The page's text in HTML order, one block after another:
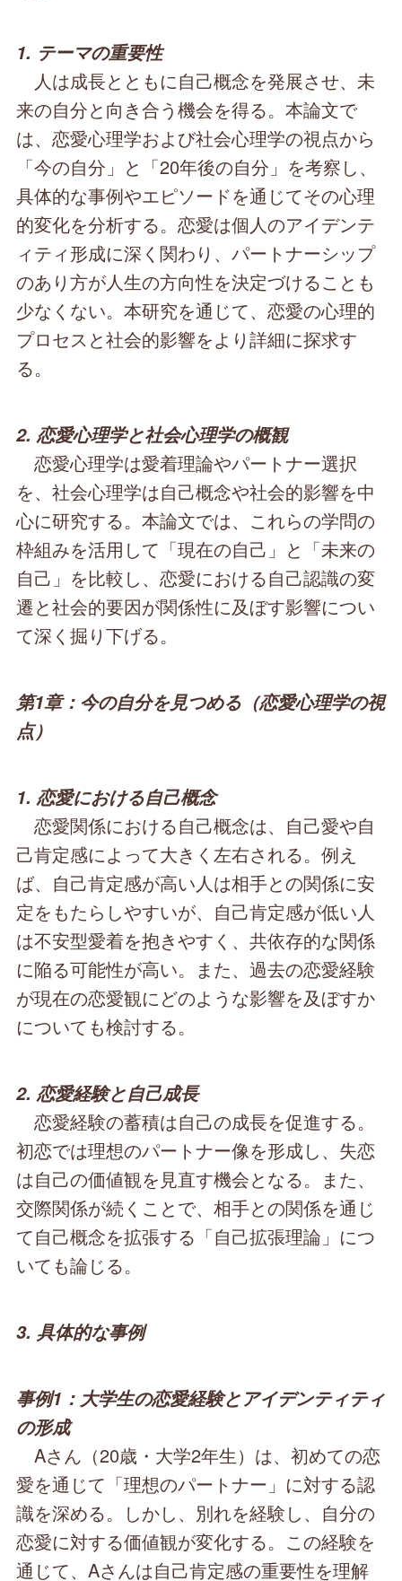
1. テーマの重要性
人は成長とともに自己概念を発展させ、未
来の自分と向き合う機会を得る。本論文で
は、恋愛心理学および社会心理学の視点から
「今の自分」と「20年後の自分」を考察し、
具体的な事例やエピソードを通じてその心理
的変化を分析する。恋愛は個人のアイデンテ
ィティ形成に深く関わり、パートナーシップ
のあり方が人生の方向性を決定づけることも
少なくない。本研究を通じて、恋愛の心理的
プロセスと社会的影響をより詳細に探求す
る。
2. 恋愛心理学と社会心理学の概観
恋愛心理学は愛着理論やパートナー選択
を、社会心理学は自己概念や社会的影響を中
心に研究する。本論文では、これらの学問の
枠組みを活用して「現在の自己」と「未来の
自己」を比較し、恋愛における自己認識の変
遷と社会的要因が関係性に及ぼす影響につい
て深く掘り下げる。
第1章：今の自分を見つめる（恋愛心理学の視
点）
1. 恋愛における自己概念
恋愛関係における自己概念は、自己愛や自
己肯定感によって大きく左右される。例え
ば、自己肯定感が高い人は相手との関係に安
定をもたらしやすいが、自己肯定感が低い人
は不安型愛着を抱きやすく、共依存的な関係
に陥る可能性が高い。また、過去の恋愛経験
が現在の恋愛観にどのような影響を及ぼすか
についても検討する。
2. 恋愛経験と自己成長
恋愛経験の蓄積は自己の成長を促進する。
初恋では理想のパートナー像を形成し、失恋
は自己の価値観を見直す機会となる。また、
交際関係が続くことで、相手との関係を通じ
て自己概念を拡張する「自己拡張理論」につ
いても論じる。
3. 具体的な事例
事例1：大学生の恋愛経験とアイデンティティ
の形成
Aさん（20歳・大学2年生）は、初めての恋
愛を通じて「理想のパートナー」に対する認
識を深める。しかし、別れを経験し、自分の
恋愛に対する価値観が変化する。この経験を
通じて、Aさんは自己肯定感の重要性を理解